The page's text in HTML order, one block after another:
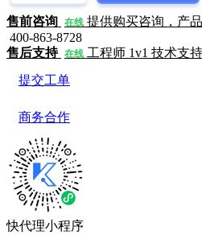
售前咨询 在线 提供购买咨询，产
400-863-8728
售后支持 在线 工程师 1v1 技术支持
提交工单
商务合作
快代理小程序